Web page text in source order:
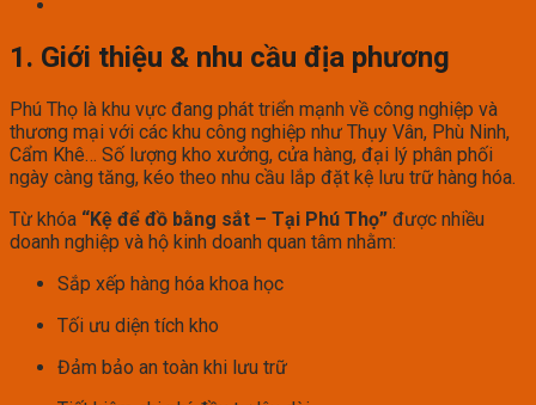
1. Giới thiệu & nhu cầu địa phương
Phú Thọ là khu vực đang phát triển mạnh về công nghiệp và
thương mại với các khu công nghiệp như Thụy Vân, Phù Ninh,
Cẩm Khê… Số lượng kho xưởng, cửa hàng, đại lý phân phối
ngày càng tăng, kéo theo nhu cầu lắp đặt kệ lưu trữ hàng hóa.
Từ khóa “Kệ để đồ bằng sắt – Tại Phú Thọ” được nhiều
doanh nghiệp và hộ kinh doanh quan tâm nhằm:
Sắp xếp hàng hóa khoa học
Tối ưu diện tích kho
Đảm bảo an toàn khi lưu trữ